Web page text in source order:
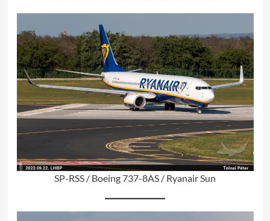
SP-RSS / Boeing 737-8AS / Ryanair Sun